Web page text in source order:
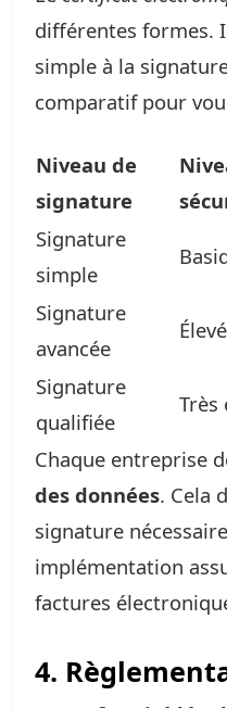
différentes formes.
simple à la
comparatif pour
Niveau de
signature
Signature
simple
Signature
avancée
Élevé
Signature
qualifiée
Très
Chaque entreprise
des données. Cela
signature
implémentation
factures
4.